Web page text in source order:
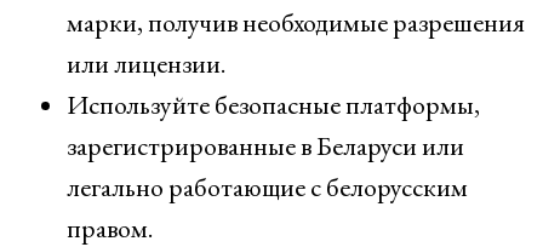
марки, получив необходимые разрешения
или лицензии.
Используйте безопасные платформы,
зарегистрированные в Беларуси или
легально работающие с белорусским
правом.